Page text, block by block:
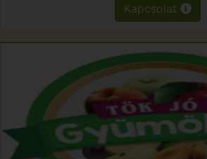
Kapcsolat